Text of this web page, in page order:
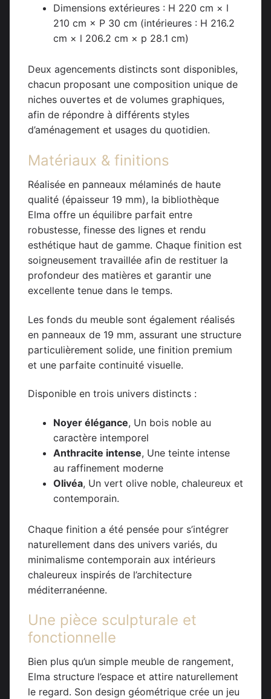
Dimensions extérieures : H 220 cm × l
210 cm × P 30 cm (intérieures : H 216.2
cm × l 206.2 cm × p 28.1 cm)
Deux agencements distincts sont disponibles,
chacun proposant une composition unique de
niches ouvertes et de volumes graphiques,
afin de répondre à différents styles
d’aménagement et usages du quotidien.
Matériaux & finitions
Réalisée en panneaux mélaminés de haute
qualité (épaisseur 19 mm), la bibliothèque
Elma offre un équilibre parfait entre
robustesse, finesse des lignes et rendu
esthétique haut de gamme. Chaque finition est
soigneusement travaillée afin de restituer la
profondeur des matières et garantir une
excellente tenue dans le temps.
Les fonds du meuble sont également réalisés
en panneaux de 19 mm, assurant une structure
particulièrement solide, une finition premium
et une parfaite continuité visuelle.
Disponible en trois univers distincts :
Noyer élégance, Un bois noble au
caractère intemporel
Anthracite intense, Une teinte intense
au raffinement moderne
Olivéa, Un vert olive noble, chaleureux et
contemporain.
Chaque finition a été pensée pour s’intégrer
naturellement dans des univers variés, du
minimalisme contemporain aux intérieurs
chaleureux inspirés de l’architecture
méditerranéenne.
Une pièce sculpturale et
fonctionnelle
Bien plus qu’un simple meuble de rangement,
Elma structure l’espace et attire naturellement
le regard. Son design géométrique crée un jeu